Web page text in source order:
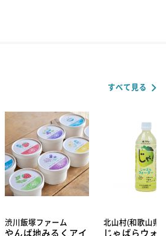
すべて見る
渋川飯塚ファーム
やんば地みるくアイ
北山村(和歌山県)
じゃばらウォ